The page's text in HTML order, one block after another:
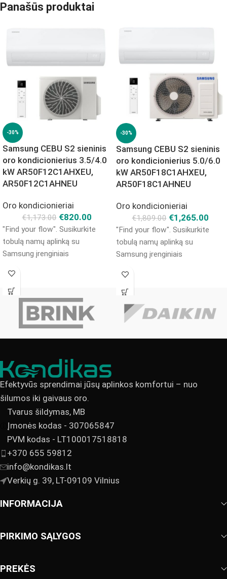
Panašūs produktai
-30%
Samsung CEBU S2 sieninis
oro kondicionierius 3.5/4.0
kW AR50F12C1AHXEU,
AR50F12C1AHNEU
Oro kondicionieriai
€1,173.00 €820.00
"Find your flow". Susikurkite
tobulą namų aplinką su
Samsung įrenginiais
-30%
Samsung CEBU S2 sieninis
oro kondicionierius 5.0/6.0
kW AR50F18C1AHXEU,
AR50F18C1AHNEU
Oro kondicionieriai
€1,809.00 €1,265.00
"Find your flow". Susikurkite
tobulą namų aplinką su
Samsung įrenginiais
Efektyvūs sprendimai jūsų aplinkos komfortui – nuo
šilumos iki gaivaus oro.
Tvarus šildymas, MB
Įmonės kodas - 307065847
PVM kodas - LT100017518818
+370 655 59812
info@kondikas.lt
Verkių g. 39, LT-09109 Vilnius
INFORMACIJA
PIRKIMO SĄLYGOS
PREKĖS